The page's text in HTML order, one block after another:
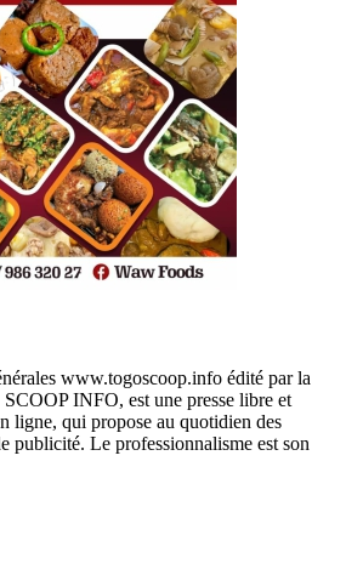
www.togoscoop.info édité par la
INFO, est une presse libre et
ligne, qui propose au quotidien des
publicité. Le professionnalisme est son